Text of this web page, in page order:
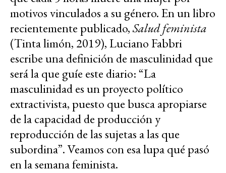
motivos vinculados a su género. En un libro
recientemente publicado,Salud feminista
(Tinta limón, 2019), Luciano Fabbri
escribe una definición de masculinidad que
será la que guíe este diario: “La
masculinidad es un proyecto político
extractivista, puesto que busca apropiarse
de la capacidad de producción y
reproducción de las sujetas a las que
subordina”. Veamos con esa lupa qué pasó
en la semana feminista.